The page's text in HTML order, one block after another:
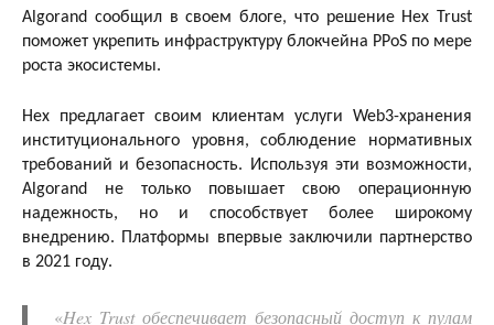
Algorand сообщил в своем блоге, что решение Hex Trust
поможет укрепить инфраструктуру блокчейна PPoS по мере
роста экосистемы.
Hex предлагает своим клиентам услуги Web3-хранения
институционального уровня, соблюдение нормативных
требований и безопасность. Используя эти возможности,
Algorand не только повышает свою операционную
надежность, но и способствует более широкому
внедрению. Платформы впервые заключили партнерство
в 2021 году.
«Hex Trust обеспечивает безопасный доступ к пулам